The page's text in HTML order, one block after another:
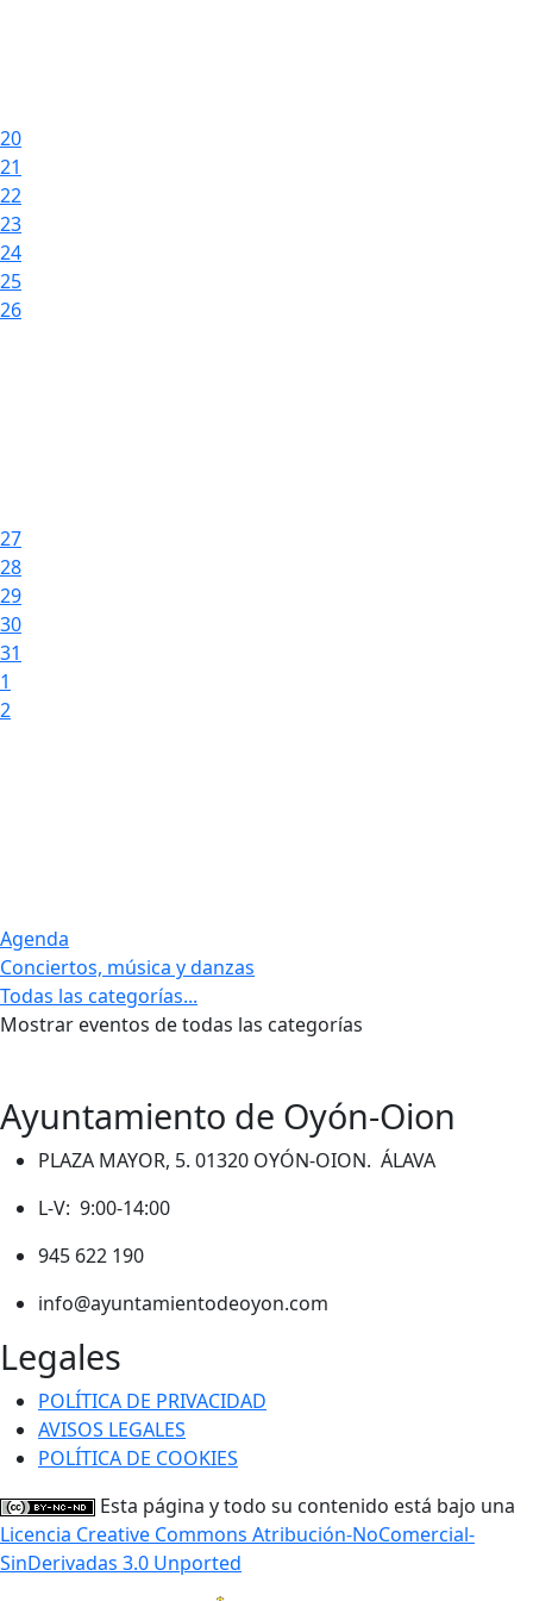
20
21
22
23
24
25
26
27
28
29
30
31
1
2
Agenda
Conciertos, música y danzas
Todas las categorías...
Mostrar eventos de todas las categorías
Ayuntamiento de Oyón-Oion
PLAZA MAYOR, 5. 01320 OYÓN-OION. ÁLAVA
L-V: 9:00-14:00
945 622 190
info@ayuntamientodeoyon.com
Legales
POLÍTICA DE PRIVACIDAD
AVISOS LEGALES
POLÍTICA DE COOKIES
Esta página y todo su contenido está bajo una
Licencia Creative Commons Atribución-NoComercial-
SinDerivadas 3.0 Unported